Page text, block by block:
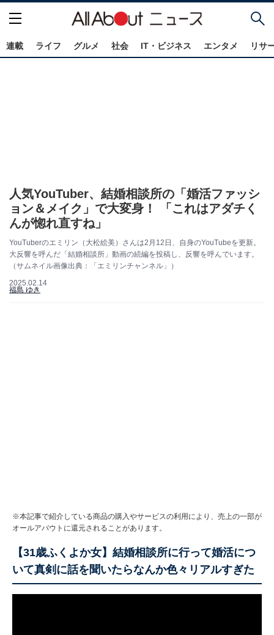
連載 ライフ グルメ 社会 IT・ビジネス エンタメ リサ
人気YouTuber、結婚相談所の「婚活ファッシ
ョン＆メイク」で大変身！ 「これはアダチく
んが惚れ直すね」
YouTuberのエミリン（大松絵美）さんは2月12日、自身のYouTubeを更新。
大反響を呼んだ「結婚相談所」動画の続編を投稿し、反響を呼んでいます。
（サムネイル画像出典：「エミリンチャンネル」）
2025.02.14
福島 ゆき
※本記事で紹介している商品の購入やサービスの利用により、売上の一部が
オールアバウトに還元されることがあります。
【31歳ふくよか女】結婚相談所に行って婚活につ
いて真剣に話を聞いたらなんか色々リアルすぎた